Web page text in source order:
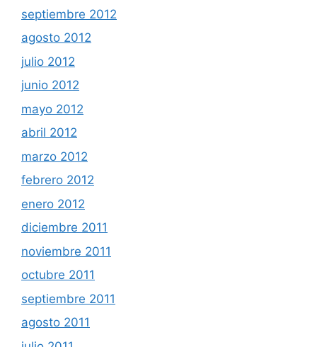
septiembre 2012
agosto 2012
julio 2012
junio 2012
mayo 2012
abril 2012
marzo 2012
febrero 2012
enero 2012
diciembre 2011
noviembre 2011
octubre 2011
septiembre 2011
agosto 2011